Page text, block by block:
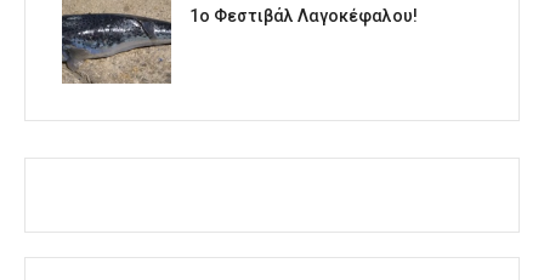
1o Φεστιβάλ Λαγοκέφαλου!